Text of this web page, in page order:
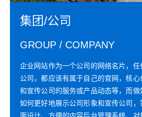
集团/公司
GROUP / COMPANY
企业网站作为一个公司的网络名片，任
公司，都应该有属于自己的官网，核
和宣传公司的服务或产品动态等，而
如何更好地展示公司形象和宣传公司